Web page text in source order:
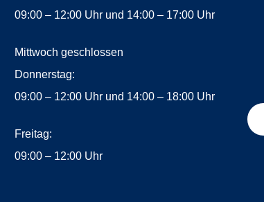
09:00 – 12:00 Uhr und 14:00 – 17:00 Uhr
Mittwoch geschlossen
Donnerstag:
09:00 – 12:00 Uhr und 14:00 – 18:00 Uhr
Freitag:
09:00 – 12:00 Uhr